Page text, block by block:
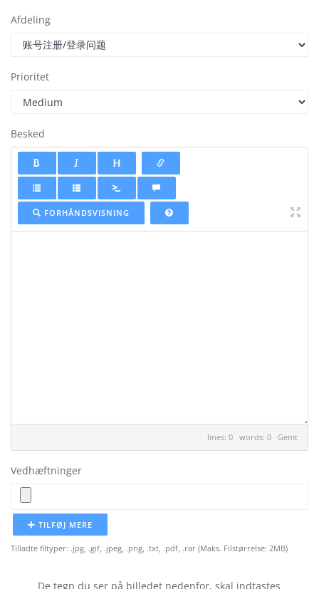
Afdeling
Prioritet
Besked
FORHÅNDSVISNING
lines: 0 words: 0 Gemt
Vedhæftninger
TILFØJ MERE
Tilladte filtyper: .jpg, .gif, .jpeg, .png, .txt, .pdf, .rar (Maks. Filstørrelse: 2MB)
De tegn du ser på billedet nedenfor, skal indtastes